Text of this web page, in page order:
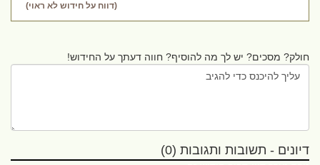
(דווח על חידוש לא ראוי)
חולק? מסכים? יש לך מה להוסיף? חווה דעתך על החידוש!
דיונים - תשובות ותגובות (0)